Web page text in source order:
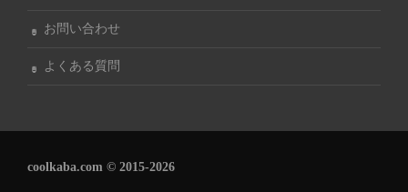
お問い合わせ
よくある質問
coolkaba.com © 2015-2026